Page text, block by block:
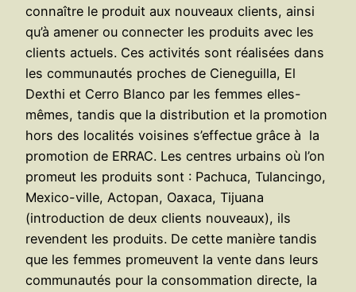
connaître le produit aux nouveaux clients, ainsi
qu’à amener ou connecter les produits avec les
clients actuels. Ces activités sont réalisées dans
les communautés proches de Cieneguilla, El
Dexthi et Cerro Blanco par les femmes elles-
mêmes, tandis que la distribution et la promotion
hors des localités voisines s’effectue grâce à la
promotion de ERRAC. Les centres urbains où l’on
promeut les produits sont : Pachuca, Tulancingo,
Mexico-ville, Actopan, Oaxaca, Tijuana
(introduction de deux clients nouveaux), ils
revendent les produits. De cette manière tandis
que les femmes promeuvent la vente dans leurs
communautés pour la consommation directe, la